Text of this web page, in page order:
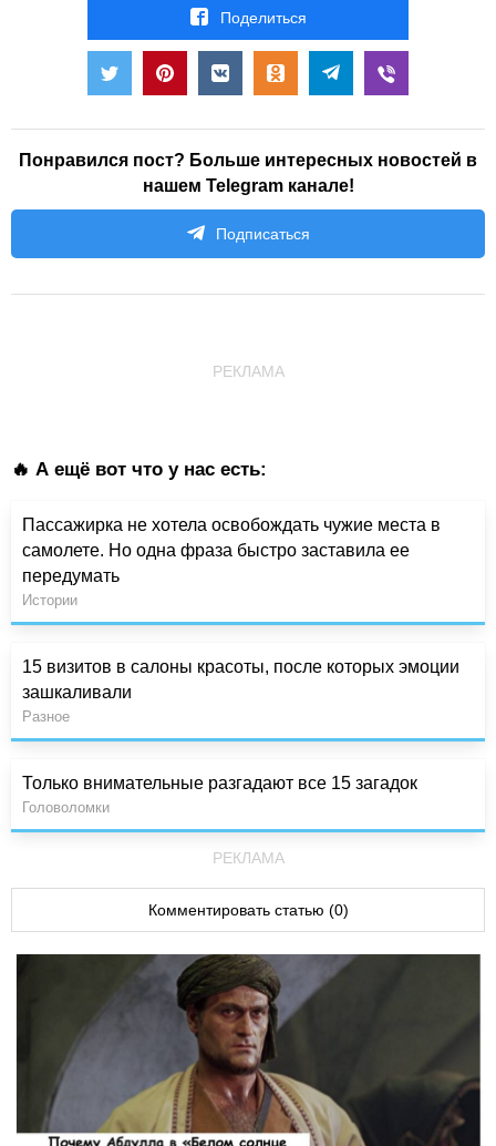
Поделиться
Понравился пост? Больше интересных новостей в
нашем Telegram канале!
Подписаться
РЕКЛАМА
🔥 А ещё вот что у нас есть:
Пассажирка не хотела освобождать чужие места в
самолете. Но одна фраза быстро заставила ее
передумать
Истории
15 визитов в салоны красоты, после которых эмоции
зашкаливали
Разное
Только внимательные разгадают все 15 загадок
Головоломки
РЕКЛАМА
Комментировать статью (0)